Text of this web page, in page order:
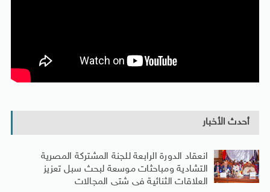
أحدث الأخبار
انعقاد الدورة الرابعة للجنة المشتركة المصرية
التشادية ومباحثات موسعة لبحث سبل تعزيز
العلاقات الثنائية فى شتى المجالات